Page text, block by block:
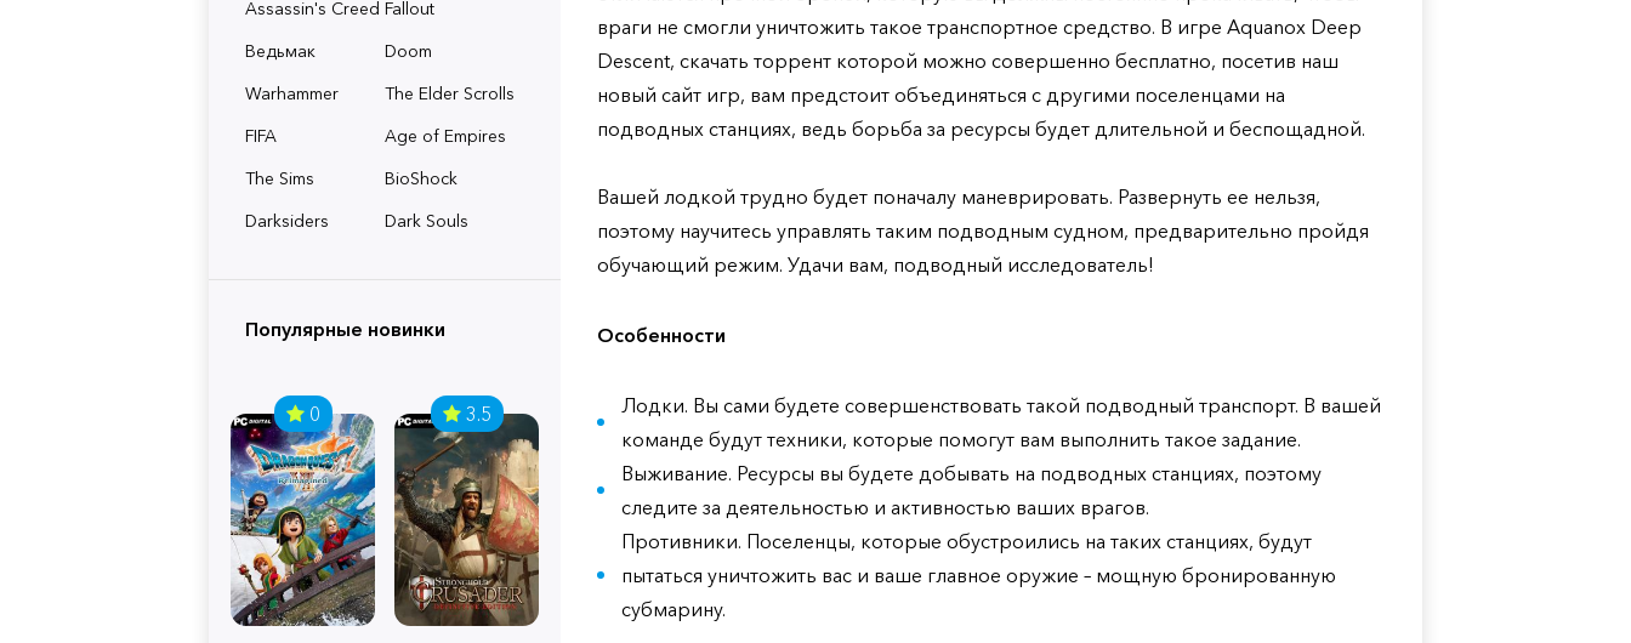
Assassin's Creed Fallout
Ведьмак
Doom
Warhammer
The Elder Scrolls
FIFA
Age of Empires
The Sims
BioShock
Darksiders
Dark Souls
Популярные новинки
0 3.5
враги не смогли уничтожить такое транспортное средство. В игре Aquanox Deep
Descent, скачать торрент которой можно совершенно бесплатно, посетив наш
новый сайт игр, вам предстоит объединяться с другими поселенцами на
подводных станциях, ведь борьба за ресурсы будет длительной и беспощадной.
Вашей лодкой трудно будет поначалу маневрировать. Развернуть ее нельзя,
поэтому научитесь управлять таким подводным судном, предварительно пройдя
обучающий режим. Удачи вам, подводный исследователь!
Особенности
Лодки. Вы сами будете совершенствовать такой подводный транспорт. В вашей
команде будут техники, которые помогут вам выполнить такое задание.
Выживание. Ресурсы вы будете добывать на подводных станциях, поэтому
следите за деятельностью и активностью ваших врагов.
Противники. Поселенцы, которые обустроились на таких станциях, будут
пытаться уничтожить вас и ваше главное оружие – мощную бронированную
субмарину.